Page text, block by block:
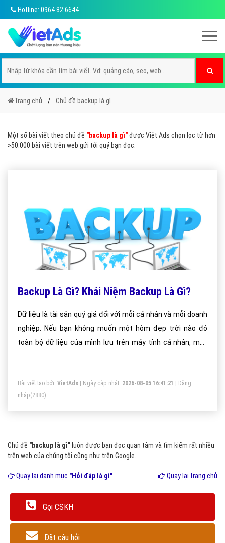
Hotline: 0964 82 6644
Trang chủ Chủ đề backup là gì
Một số bài viết theo chủ đề "backup là gì"được Việt Ads chọn lọc từ hơn
>50.000 bài viết trên web gửi tới quý bạn đọc.
Backup Là Gì? Khái Niệm Backup Là Gì?
Dữ liệu là tài sản quý giá đối với mỗi cá nhân và mỗi doanh
nghiệp. Nếu bạn không muốn một hôm đẹp trời nào đó
toàn bộ dữ liệu của mình lưu trên máy tính cá nhân, máy
Bài viết tạo bởi: VietAds | Ngày cập nhật: 2026-08-05 16:41:21
Đăng
nhập(2880)
Chủ đề "backup là gì" luôn được bạn đọc quan tâm và tìm kiếm rất nhiều
trên web của chúng tôi cũng như trên Google.
Quay lại danh mục "Hỏi đáp là gì" Quay lại trang chủ
Gọi CSKH
Đặt câu hỏi